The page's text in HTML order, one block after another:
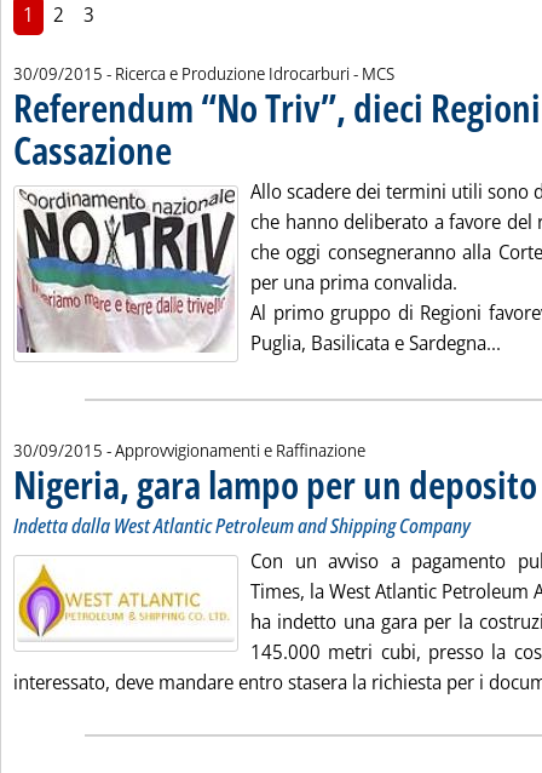
1 2 3
30/09/2015 - Ricerca e Produzione Idrocarburi - di:
MCS
Referendum “No Triv”, dieci
Cassazione . Pubblicata mercoledì 30 settembre 2015 alle 10.46.
Allo scadere dei termini utili sono
che hanno deliberato a favore del
che oggi consegneranno alla
per una prima convalida.
Al primo gruppo di Regioni
Puglia, Basilicata e Sardegna...
30/09/2015 - Approvvigionamenti e Raffinazione
Nigeria, gara lampo per un
Indetta dalla West Atlantic Petroleum and Shipping Company
Con un avviso a pagamento
Times, la West Atlantic Petroleum
ha indetto una gara per la
145.000 metri cubi, presso la
interessato, deve mandare entro stasera la richiesta per i